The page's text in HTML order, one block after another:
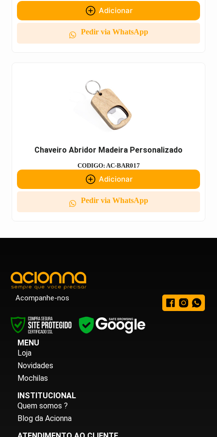
Adicionar
Pedir via WhatsApp
Chaveiro Abridor Madeira Personalizado
CODIGO: AC-BAR017
Adicionar
Pedir via WhatsApp
Acompanhe-nos
MENU
Loja
Novidades
Mochilas
INSTITUCIONAL
Quem somos ?
Blog da Acionna